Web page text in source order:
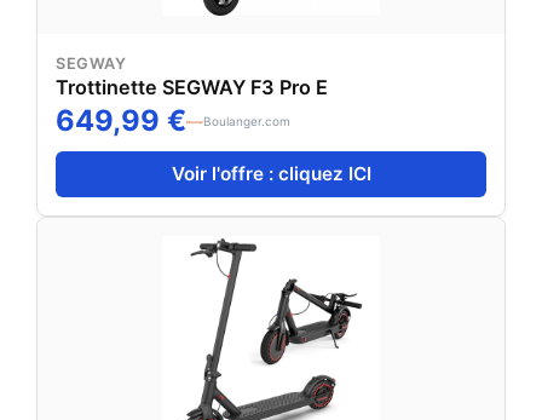
SEGWAY
Trottinette SEGWAY F3 Pro E
649,99 € Boulanger.com
Voir l'offre : cliquez ICI